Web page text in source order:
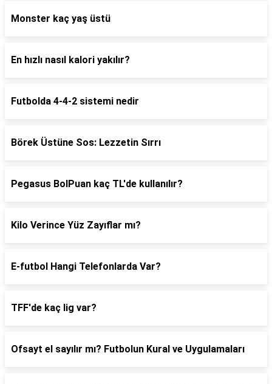
Monster kaç yaş üstü
En hızlı nasıl kalori yakılır?
Futbolda 4-4-2 sistemi nedir
Börek Üstüne Sos: Lezzetin Sırrı
Pegasus BolPuan kaç TL'de kullanılır?
Kilo Verince Yüz Zayıflar mı?
E-futbol Hangi Telefonlarda Var?
TFF'de kaç lig var?
Ofsayt el sayılır mı? Futbolun Kural ve Uygulamaları